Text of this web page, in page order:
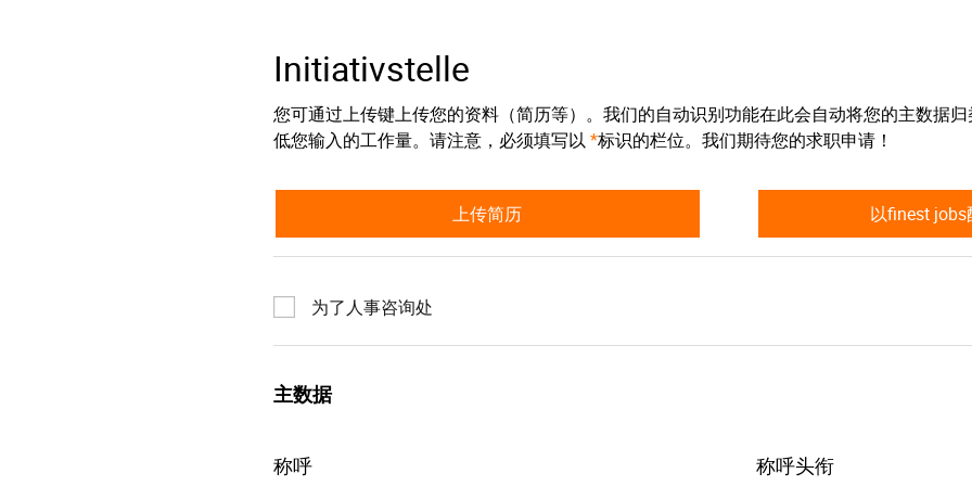
Initiativstelle
您可通过上传键上传您的资料（简历等）。我们的自动识别功能在此会自动将您的主数据
低您输入的工作量。请注意，必须填写以 *标识的栏位。我们期待您的求职申请！
上传简历 以finest
为了人事咨询处
主数据
称呼 称呼头衔